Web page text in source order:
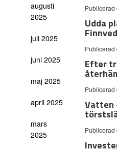
augusti
2025
juli 2025
juni 2025
maj 2025
april 2025
mars
2025
Publicerad
Udda
Publicerad
Efter
Publicerad
Vatten
Publicerad